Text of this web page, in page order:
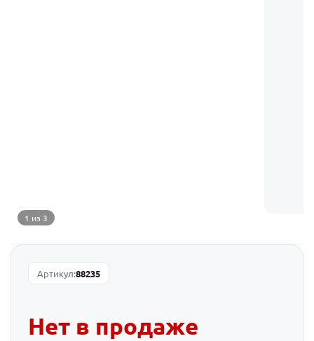
1 из 3
Артикул:88235
Нет в продаже